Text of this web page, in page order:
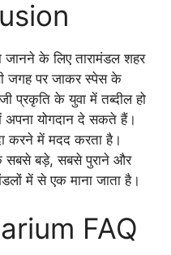
जानने के लिए तारामंडल शहर
जगह पर जाकर स्पेस के
प्रकृति के युवा में तब्दील हो
योगदान दे सकते हैं।
करने में मदद करता है।
बड़े, सबसे पुराने और
में से एक माना जाता है।
FAQ